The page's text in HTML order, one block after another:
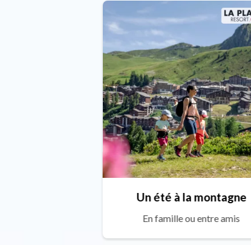
Un été à la montagne
En famille ou entre amis